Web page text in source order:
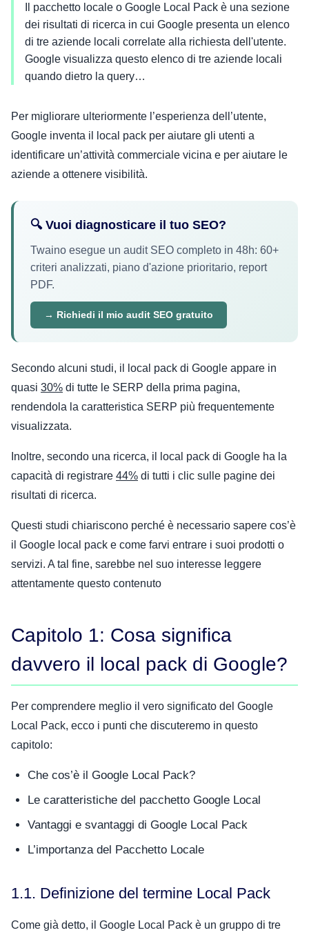
Il pacchetto locale o Google Local Pack è una sezione
dei risultati di ricerca in cui Google presenta un elenco
di tre aziende locali correlate alla richiesta dell'utente.
Google visualizza questo elenco di tre aziende locali
quando dietro la query…
Per migliorare ulteriormente l’esperienza dell’utente,
Google inventa il local pack per aiutare gli utenti a
identificare un’attività commerciale vicina e per aiutare le
aziende a ottenere visibilità.
🔍 Vuoi diagnosticare il tuo SEO?
Twaino esegue un audit SEO completo in 48h: 60+
criteri analizzati, piano d'azione prioritario, report
PDF.
→ Richiedi il mio audit SEO gratuito
Secondo alcuni studi, il local pack di Google appare in
quasi 30% di tutte le SERP della prima pagina,
rendendola la caratteristica SERP più frequentemente
visualizzata.
Inoltre, secondo una ricerca, il local pack di Google ha la
capacità di registrare 44% di tutti i clic sulle pagine dei
risultati di ricerca.
Questi studi chiariscono perché è necessario sapere cos’è
il Google local pack e come farvi entrare i suoi prodotti o
servizi. A tal fine, sarebbe nel suo interesse leggere
attentamente questo contenuto
Capitolo 1: Cosa significa
davvero il local pack di Google?
Per comprendere meglio il vero significato del Google
Local Pack, ecco i punti che discuteremo in questo
capitolo:
Che cos’è il Google Local Pack?
Le caratteristiche del pacchetto Google Local
Vantaggi e svantaggi di Google Local Pack
L’importanza del Pacchetto Locale
1.1. Definizione del termine Local Pack
Come già detto, il Google Local Pack è un gruppo di tre